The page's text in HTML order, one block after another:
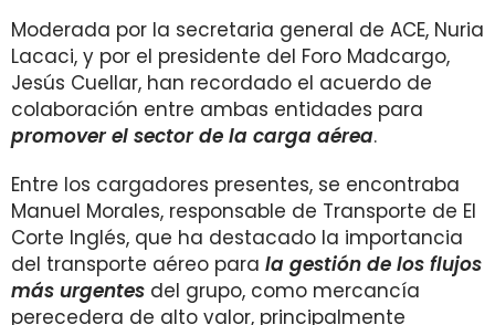
Moderada por la secretaria general de ACE, Nuria
Lacaci, y por el presidente del Foro Madcargo,
Jesús Cuellar, han recordado el acuerdo de
colaboración entre ambas entidades para
promover el sector de la carga aérea.
Entre los cargadores presentes, se encontraba
Manuel Morales, responsable de Transporte de El
Corte Inglés, que ha destacado la importancia
del transporte aéreo para la gestión de los flujos
más urgentes del grupo, como mercancía
perecedera de alto valor, principalmente